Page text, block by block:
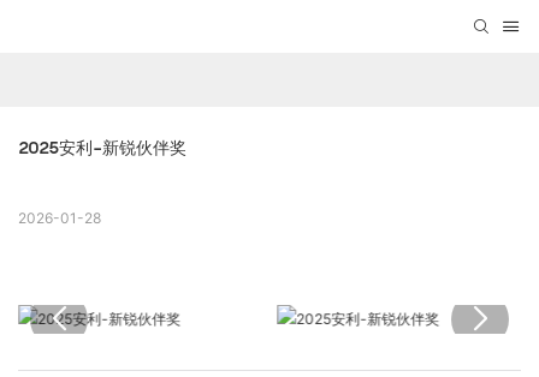
2025安利-新锐伙伴奖
2026-01-28